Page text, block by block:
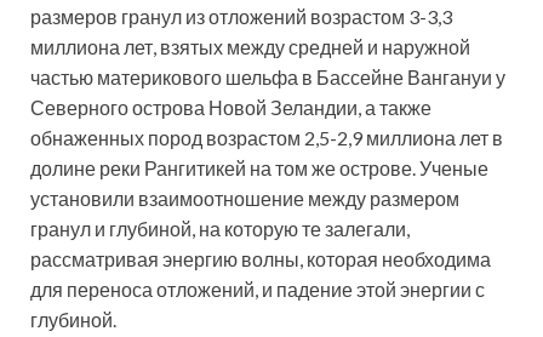
размеров гранул из отложений возрастом 3-3,3
миллиона лет, взятых между средней и наружной
частью материкового шельфа в Бассейне Вангануи у
Северного острова Новой Зеландии, а также
обнаженных пород возрастом 2,5-2,9 миллиона лет в
долине реки Рангитикей на том же острове. Ученые
установили взаимоотношение между размером
гранул и глубиной, на которую те залегали,
рассматривая энергию волны, которая необходима
для переноса отложений, и падение этой энергии с
глубиной.